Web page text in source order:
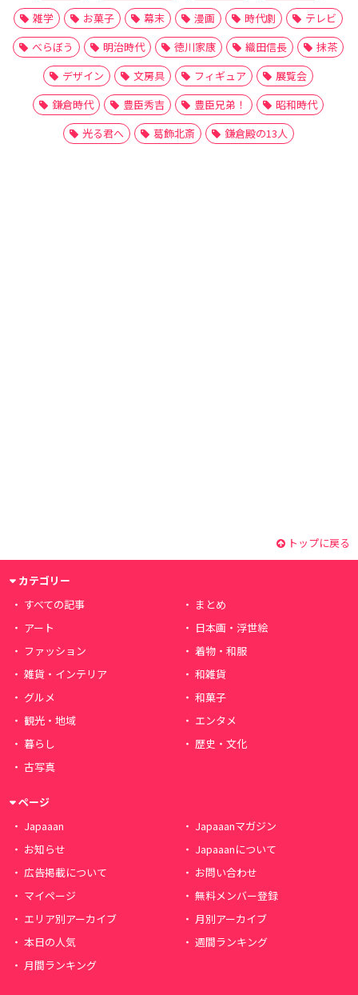
雑学
お菓子 幕末 漫画 時代劇
テレビ
べらぼう
明治時代 徳川家康 織田信長
抹茶
デザイン
文房具 フィギュア
展覧会
鎌倉時代
豊臣秀吉 豊臣兄弟！
昭和時代
光る君へ
葛飾北斎 鎌倉殿の13人
トップに戻る
カテゴリー
すべての記事
まとめ
アート
日本画・浮世絵
ファッション
着物・和服
雑貨・インテリア
和雑貨
グルメ
和菓子
観光・地域
エンタメ
暮らし
歴史・文化
古写真
ページ
Japaaan
Japaaanマガジン
お知らせ
Japaaanについて
広告掲載について
お問い合わせ
マイページ
無料メンバー登録
エリア別アーカイブ
月別アーカイブ
本日の人気
週間ランキング
月間ランキング